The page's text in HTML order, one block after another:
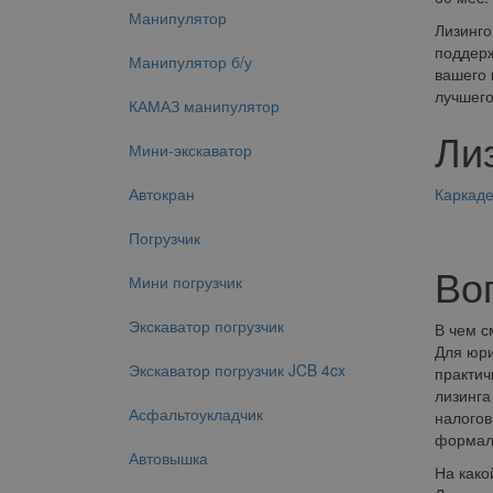
Манипулятор
Манипулятор б/у
КАМАЗ манипулятор
Мини-экскаватор
Автокран
Погрузчик
Мини погрузчик
Экскаватор погрузчик
Экскаватор погрузчик JCB 4cx
Асфальтоукладчик
Автовышка
вашего
Каркаде
В чем
Для
На